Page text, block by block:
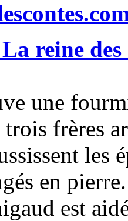
reine des
une
frères
les
en
est